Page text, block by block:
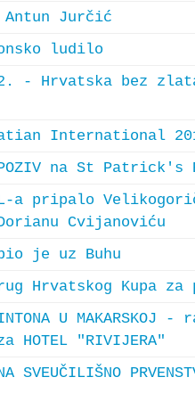
Antun Jurčić
ludilo
- Hrvatska bez
International
na St Patrick's
a pripalo
Cvijanoviću
je uz Buhu
Hrvatskog Kupa za
U
"RIVIJERA"
SVEUČILIŠNO